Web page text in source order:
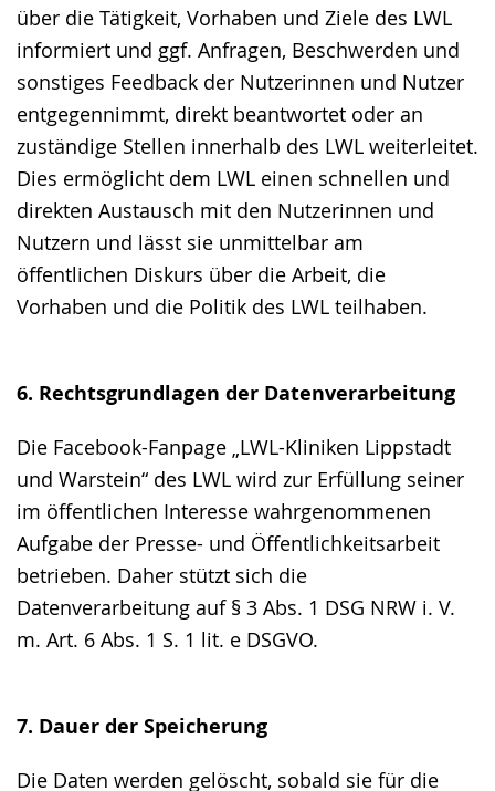
über die Tätigkeit, Vorhaben und Ziele des LWL
informiert und ggf. Anfragen, Beschwerden und
sonstiges Feedback der Nutzerinnen und Nutzer
entgegennimmt, direkt beantwortet oder an
zuständige Stellen innerhalb des LWL weiterleitet.
Dies ermöglicht dem LWL einen schnellen und
direkten Austausch mit den Nutzerinnen und
Nutzern und lässt sie unmittelbar am
öffentlichen Diskurs über die Arbeit, die
Vorhaben und die Politik des LWL teilhaben.
6. Rechtsgrundlagen der Datenverarbeitung
Die Facebook-Fanpage „LWL-Kliniken Lippstadt
und Warstein“ des LWL wird zur Erfüllung seiner
im öffentlichen Interesse wahrgenommenen
Aufgabe der Presse- und Öffentlichkeitsarbeit
betrieben. Daher stützt sich die
Datenverarbeitung auf § 3 Abs. 1 DSG NRW i. V.
m. Art. 6 Abs. 1 S. 1 lit. e DSGVO.
7. Dauer der Speicherung
Die Daten werden gelöscht, sobald sie für die